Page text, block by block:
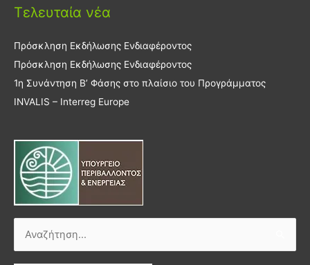
Τελευταία νέα
Πρόσκληση Εκδήλωσης Ενδιαφέροντος
Πρόσκληση Εκδήλωσης Ενδιαφέροντος
1η Συνάντηση Β’ Φάσης στο πλαίσιο του Προγράμματος
INVALIS – Interreg Europe
Αναζήτηση